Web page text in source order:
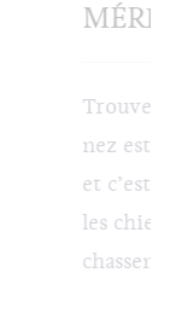
Trouver
nez est
et c’est
les